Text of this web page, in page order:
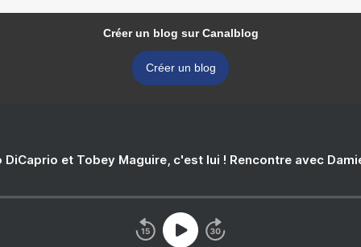
Créer un blog sur Canalblog
Créer un blog
DiCaprio et Tobey Maguire, c'est lui ! Rencontre avec